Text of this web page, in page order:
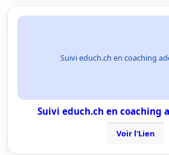
Suivi educh.ch en coaching
Suivi educh.ch en coaching
Voir l'Lien